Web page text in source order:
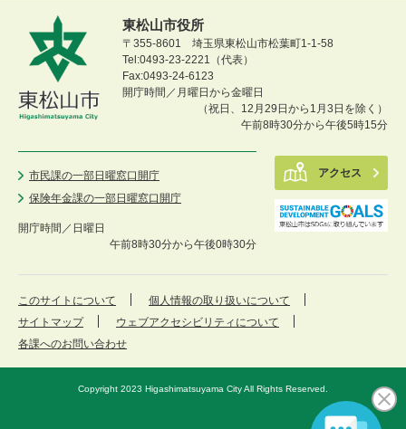
東松山市役所
〒355-8601 埼玉県東松山市松葉町1-1-58
Tel:0493-23-2221（代表）
Fax:0493-24-6123
開庁時間／月曜日から金曜日
（祝日、12月29日から1月3日を除く）
午前8時30分から午後5時15分
市民課の一部日曜窓口開庁
保険年金課の一部日曜窓口開庁
開庁時間／ 日曜日
午前8時30分から午後0時30分
アクセス
このサイトについて
個人情報の取り扱いについて
サイトマップ
ウェブアクセシビリティについて
各課へのお問い合わせ
Copyright 2023 Higashimatsuyama City All Rights Reserved.